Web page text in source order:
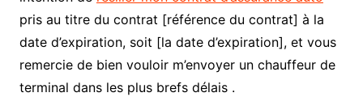
pris au titre du contrat [référence du contrat] à la
date d’expiration, soit [la date d’expiration], et vous
remercie de bien vouloir m’envoyer un chauffeur de
terminal dans les plus brefs délais .